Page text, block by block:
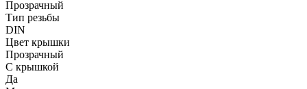
Прозрачный
Тип резьбы
DIN
Цвет крышки
Прозрачный
С крышкой
Да